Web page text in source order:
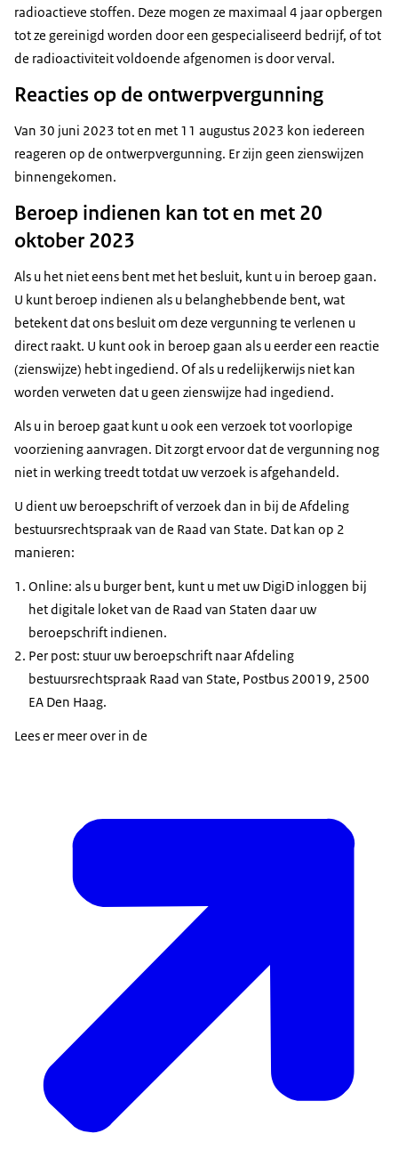
radioactieve stoffen. Deze mogen ze maximaal 4 jaar opbergen
tot ze gereinigd worden door een gespecialiseerd bedrijf, of tot
de radioactiviteit voldoende afgenomen is door verval.
Reacties op de ontwerpvergunning
Van 30 juni 2023 tot en met 11 augustus 2023 kon iedereen
reageren op de ontwerpvergunning. Er zijn geen zienswijzen
binnengekomen.
Beroep indienen kan tot en met 20
oktober 2023
Als u het niet eens bent met het besluit, kunt u in beroep gaan.
U kunt beroep indienen als u belanghebbende bent, wat
betekent dat ons besluit om deze vergunning te verlenen u
direct raakt. U kunt ook in beroep gaan als u eerder een reactie
(zienswijze) hebt ingediend. Of als u redelijkerwijs niet kan
worden verweten dat u geen zienswijze had ingediend.
Als u in beroep gaat kunt u ook een verzoek tot voorlopige
voorziening aanvragen. Dit zorgt ervoor dat de vergunning nog
niet in werking treedt totdat uw verzoek is afgehandeld.
U dient uw beroepschrift of verzoek dan in bij de Afdeling
bestuursrechtspraak van de Raad van State. Dat kan op 2
manieren:
Online: als u burger bent, kunt u met uw DigiD inloggen bij
het digitale loket van de Raad van Staten daar uw
beroepschrift indienen.
Per post: stuur uw beroepschrift naar Afdeling
bestuursrechtspraak Raad van State, Postbus 20019, 2500
EA Den Haag.
Lees er meer over in de